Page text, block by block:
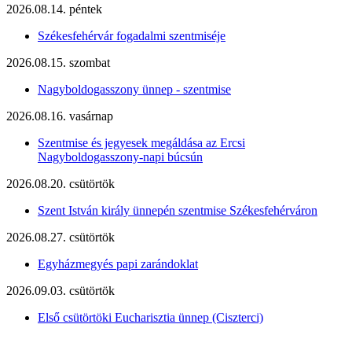
2026.08.14. péntek
Székesfehérvár fogadalmi szentmiséje
2026.08.15. szombat
Nagyboldogasszony ünnep - szentmise
2026.08.16. vasárnap
Szentmise és jegyesek megáldása az Ercsi
Nagyboldogasszony-napi búcsún
2026.08.20. csütörtök
Szent István király ünnepén szentmise Székesfehérváron
2026.08.27. csütörtök
Egyházmegyés papi zarándoklat
2026.09.03. csütörtök
Első csütörtöki Eucharisztia ünnep (Ciszterci)